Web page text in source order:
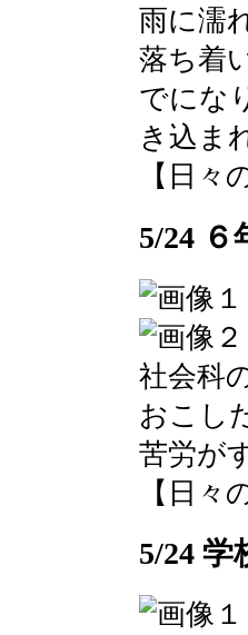
雨に濡
落ち着
でにな
き込ま
【日々
5/24
社会科
おこし
苦労が
【日々
5/24 学